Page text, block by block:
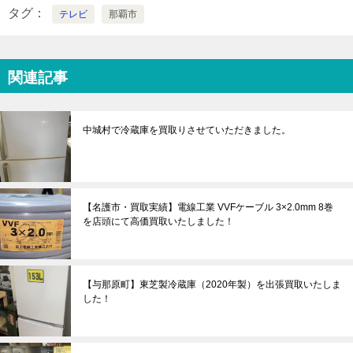
タグ テレビ 那覇市
関連記事
中城村で冷蔵庫を買取りさせていただきました。
【名護市・買取実績】電線工業 VVFケーブル 3×2.0mm 8巻
を店頭にて高価買取いたしました！
【与那原町】東芝製冷蔵庫（2020年製）を出張買取いたしま
した！